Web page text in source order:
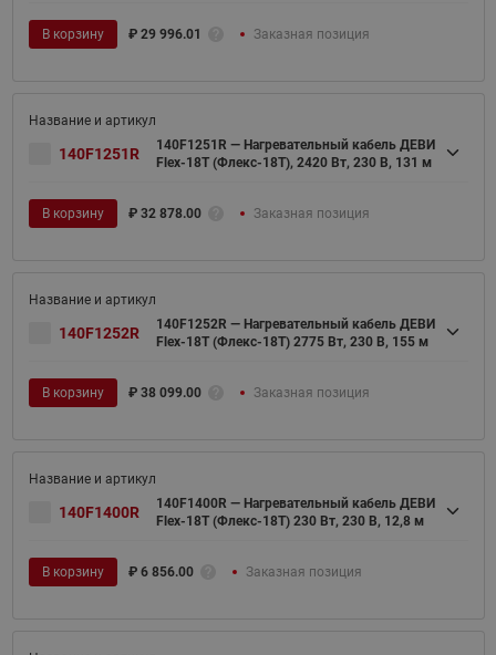
В корзину ₽ 29 996.01 Заказная позиция
140F1251R
140F1251R — Нагревательный кабель ДЕВИ
Flex-18T (Флекс-18Т), 2420 Вт, 230 В, 131 м
В корзину ₽ 32 878.00 Заказная позиция
140F1252R
140F1252R — Нагревательный кабель ДЕВИ
Flex-18T (Флекс-18Т) 2775 Вт, 230 В, 155 м
В корзину ₽ 38 099.00 Заказная позиция
140F1400R
140F1400R — Нагревательный кабель ДЕВИ
Flex-18T (Флекс-18Т) 230 Вт, 230 В, 12,8 м
В корзину ₽ 6 856.00 Заказная позиция